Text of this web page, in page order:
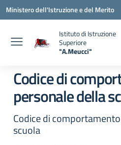
Vai ai contenuti
Vai al menu di navigazione
Vai al footer
Ministero dell'Istruzione e del Merito
Istituto di Istruzione
Superiore
"A.Meucci"
Codice di
personale della
Codice di
scuola